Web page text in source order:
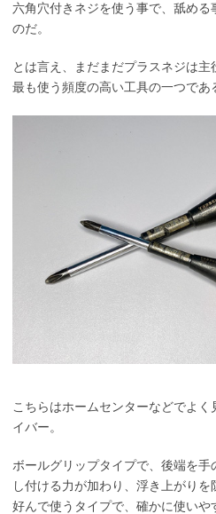
六角穴付きネジを使う事で、舐め
のだ。
とは言え、まだまだプラスネジは
最も使う頻度の高い工具の一つであ
こちらはホームセンターなどでよく
イバー。
ボールグリップタイプで、後端を
し付ける力が加わり、浮き上がり
好んで使うタイプで、確かに使いや